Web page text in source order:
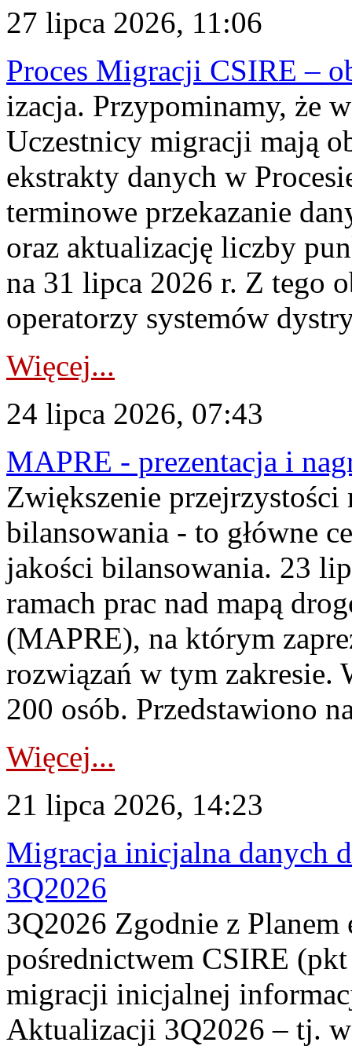
27 lipca 2026, 11:06
Proces Migracji CSIRE –
izacja. Przypominamy, że
Uczestnicy migracji mają
ekstrakty danych w
terminowe przekazanie
oraz aktualizację liczby
na 31 lipca 2026 r. Z tego
operatorzy systemów
Więcej...
24 lipca 2026, 07:43
MAPRE - prezentacja i
Zwiększenie
bilansowania - to główne
jakości bilansowania. 23
ramach prac nad mapą
(MAPRE), na którym
rozwiązań w tym zakresie.
200 osób. Przedstawiono
Więcej...
21 lipca 2026, 14:23
Migracja inicjalna danych
3Q2026
3Q2026 Zgodnie z
pośrednictwem CSIRE
migracji inicjalnej
Aktualizacji 3Q2026 – tj.